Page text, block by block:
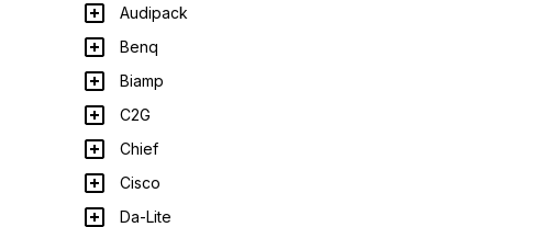
Audipack
Benq
Biamp
C2G
Chief
Cisco
Da-Lite